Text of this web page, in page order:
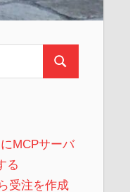
検
MCPサーバ
る
受注を作成